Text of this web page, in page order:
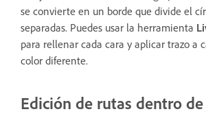
se convierte en un borde que divide el
separadas. Puedes usar la herramienta
para rellenar cada cara y aplicar trazo a
color diferente.
Edición de rutas dentro